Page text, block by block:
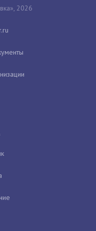
2026